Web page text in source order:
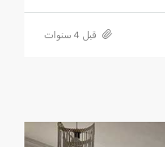
قبل 4 سنوات